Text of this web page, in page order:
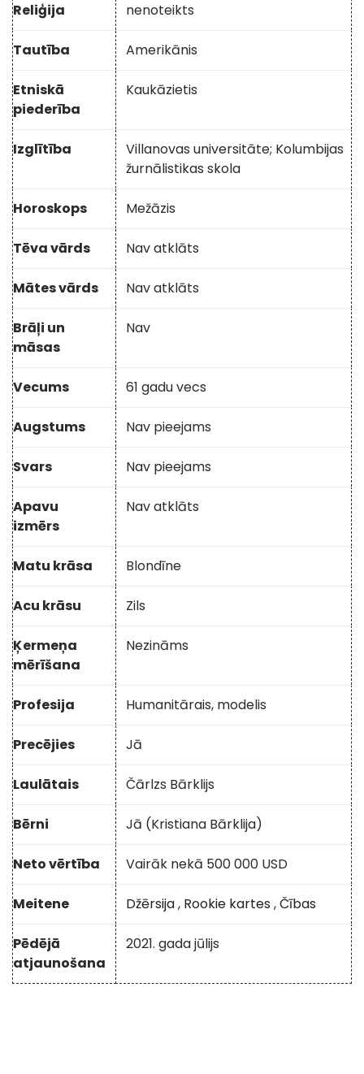
Reliģija nenoteikts
Tautība Amerikānis
Etniskā
piederība
Kaukāzietis
Izglītība
Villanovas universitāte; Kolumbijas
žurnālistikas skola
Horoskops Mežāzis
Tēva vārds Nav atklāts
Mātes vārds Nav atklāts
Brāļi un
māsas
Nav
Vecums 61 gadu vecs
Augstums Nav pieejams
Svars Nav pieejams
Apavu
izmērs
Nav atklāts
Matu krāsa Blondīne
Acu krāsu Zils
Ķermeņa
mērīšana
Nezināms
Profesija Humanitārais, modelis
Precējies Jā
Laulātais Čārlzs Bārklijs
Bērni Jā (Kristiana Bārklija)
Neto vērtība Vairāk nekā 500 000 USD
Meitene Džērsija, Rookie kartes ,Čības
Pēdējā
atjaunošana
2021. gada jūlijs